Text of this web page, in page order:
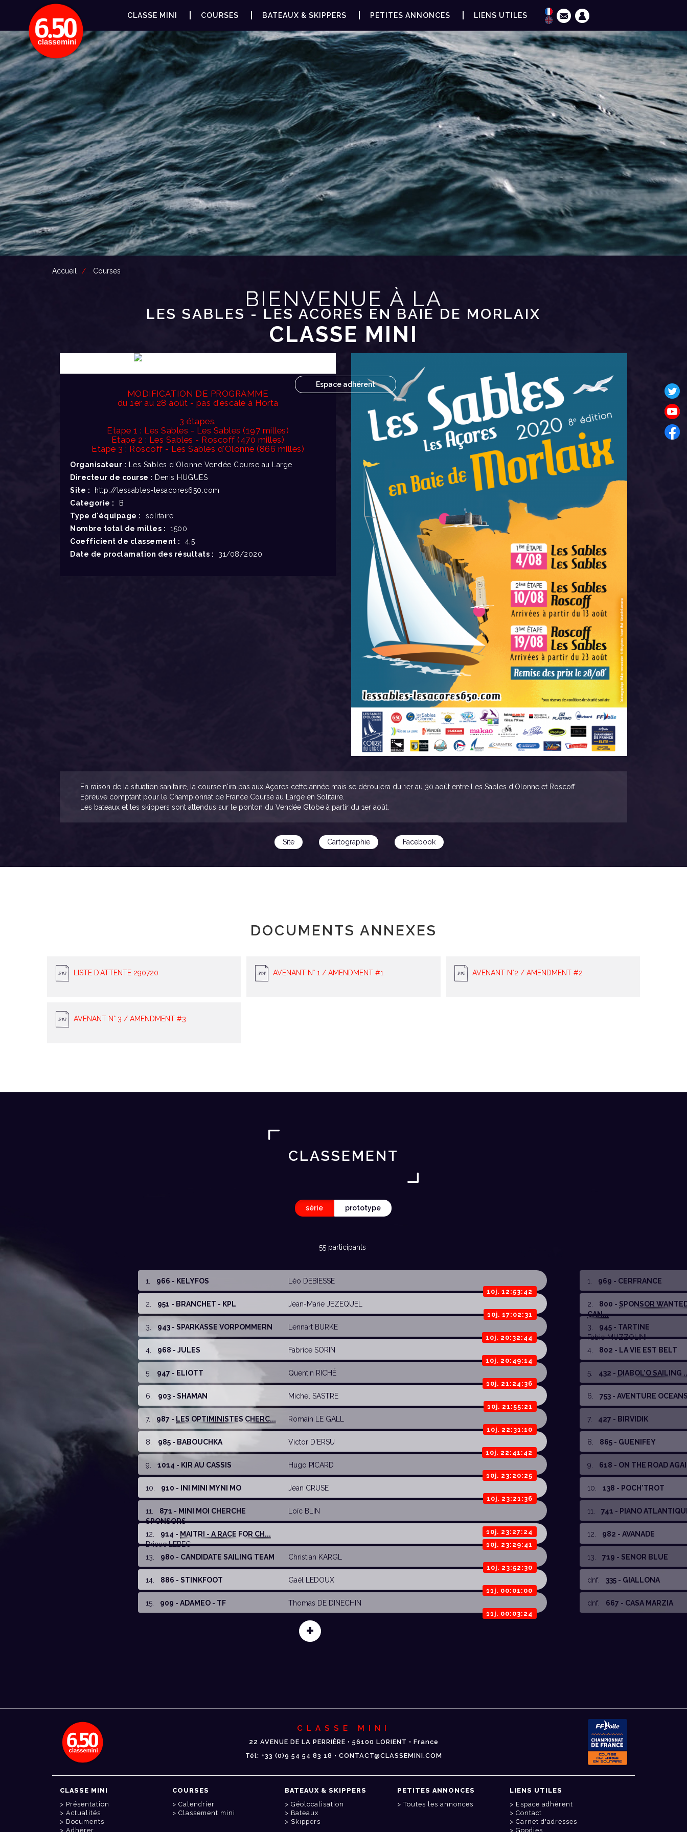
CLASSE MINI COURSES BATEAUX & SKIPPERS PETITES ANNONCES LIENS UTILES
BIENVENUE À LA
CLASSE MINI
Espace adhérent
Accueil Courses
LES SABLES - LES ACORES EN BAIE DE MORLAIX
MODIFICATION DE PROGRAMME
du 1er au 28 août - pas d'escale à Horta
3 étapes.
Etape 1 : Les Sables - Les Sables (197 milles)
Etape 2 : Les Sables - Roscoff (470 milles)
Etape 3 : Roscoff - Les Sables d'Olonne (866 milles)
Organisateur : Les Sables d'Olonne Vendée Course au Large
Directeur de course : Denis HUGUES
Site :
http://lessables-lesacores650.com
Categorie : B
Type d'équipage : solitaire
Nombre total de milles : 1500
Coefficient de classement : 4,5
Date de proclamation des résultats : 31/08/2020
En raison de la situation sanitaire, la course n'ira pas aux Açores cette année mais se déroulera du 1er au 30 août entre Les Sables d'Olonne et Roscoff.
Epreuve comptant pour le Championnat de France Course au Large en Solitaire.
Les bateaux et les skippers sont attendus sur le ponton du Vendée Globe à partir du 1er août.
Site Cartographie Facebook
DOCUMENTS ANNEXES
LISTE D'ATTENTE 290720 AVENANT N° 1 / AMENDMENT #1 AVENANT N°2 / AMENDMENT #2
AVENANT N° 3 / AMENDMENT #3
CLASSEMENT
série prototype
55 participants
1 966 - KELYFOS Léo DEBIESSE
10j. 12:53:42
2 951 - BRANCHET - KPL Jean-Marie JEZEQUEL
10j. 17:02:31
3 943 - SPARKASSE VORPOMMERN Lennart BURKE
10j. 20:32:44
4 968 - JULES Fabrice SORIN
10j. 20:49:14
5 947 - ELIOTT Quentin RICHÉ
10j. 21:24:36
6 903 - SHAMAN Michel SASTRE
10j. 21:55:21
7. 987 - LES OPTIMINISTES CHERC... Romain LE GALL
10j. 22:31:10
8 985 - BABOUCHKA Victor D'ERSU
10j. 22:41:42
9 1014 - KIR AU CASSIS Hugo PICARD
10j. 23:20:25
10 910 - INI MINI MYNI MO Jean CRUSE
10j. 23:21:36
11
871 - MINI MOI CHERCHE
SPONSORS
Loïc BLIN
10j. 23:27:24
12 914 - MAITRI - A RACE FOR CH...
Brieuc LEBEC
10j. 23:29:41
13 980 - CANDIDATE SAILING TEAM Christian KARGL
10j. 23:52:30
14 886 - STINKFOOT Gaël LEDOUX
11j. 00:01:00
15 909 - ADAMEO - TF Thomas DE DINECHIN
11j. 00:03:24
+
1 969 - CERFRANCE
2 800 - SPONSOR
CAN...
3
945 - TARTINE
Fabio MUZZOLINI
4
802 - LA VIE EST BELT
5 432 - DIABOL'O SAILING
6 753 - AVENTURE
7. 427 - BIRVIDIK
8 865 - GUENIFEY
9 618 - ON THE ROAD
10 138 - POCH'TROT
11 741 - PIANO
12 982 - AVANADE
13 719 - SENOR BLUE
dnf. 335 - GIALLONA
dnf. 667 - CASA MARZIA
CLASSE MINI
22 AVENUE DE LA PERRIÈRE • 56100 LORIENT • France
Tél: +33 (0)9 54 54 83 18 • CONTACT@CLASSEMINI.COM
CLASSE MINI
Présentation
Actualités
Documents
Adhérer
COURSES
Calendrier
Classement mini
BATEAUX & SKIPPERS
Géolocalisation
Bateaux
Skippers
PETITES ANNONCES
Toutes les annonces
LIENS UTILES
Espace adhérent
Contact
Carnet d'adresses
Goodies